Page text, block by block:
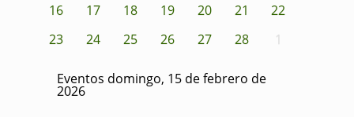
16
17 18 19 20 21
22
23
24 25 26 27 28 1
Eventos domingo, 15 de febrero de
2026